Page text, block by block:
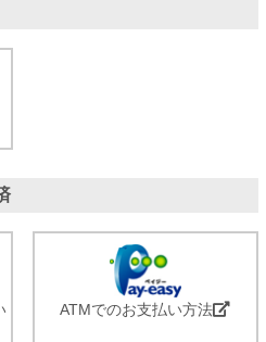
ATMでのお支払い方法